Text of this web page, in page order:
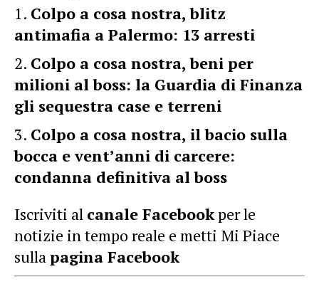
Colpo a cosa nostra, blitz
antimafia a Palermo: 13 arresti
Colpo a cosa nostra, beni per
milioni al boss: la Guardia di Finanza
gli sequestra case e terreni
Colpo a cosa nostra, il bacio sulla
bocca e vent’anni di carcere:
condanna definitiva al boss
Iscriviti al canale Facebookper le
notizie in tempo reale e metti Mi Piace
sullapagina Facebook